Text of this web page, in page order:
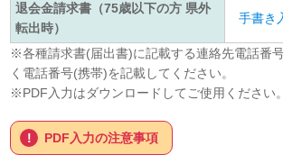
退会金請求書（75歳以下の方 県外
転出時）
手書き
※各種請求書(届出書)に記載する連絡先電話番
く電話番号(携帯)を記載してください。
※PDF入力はダウンロードしてご使用ください。
PDF入力の注意事項